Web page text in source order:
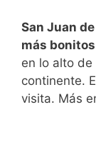
San Juan
más
en lo alto
continente.
visita. Más